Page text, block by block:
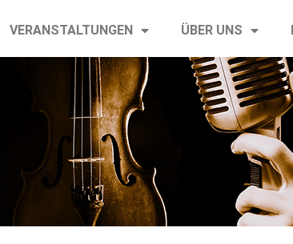
VERANSTALTUNGEN ÜBER UNS